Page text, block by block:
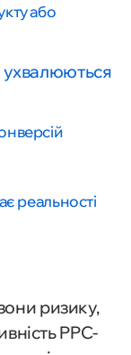
або
ухвалюються
реальності
ризику,
PPC-